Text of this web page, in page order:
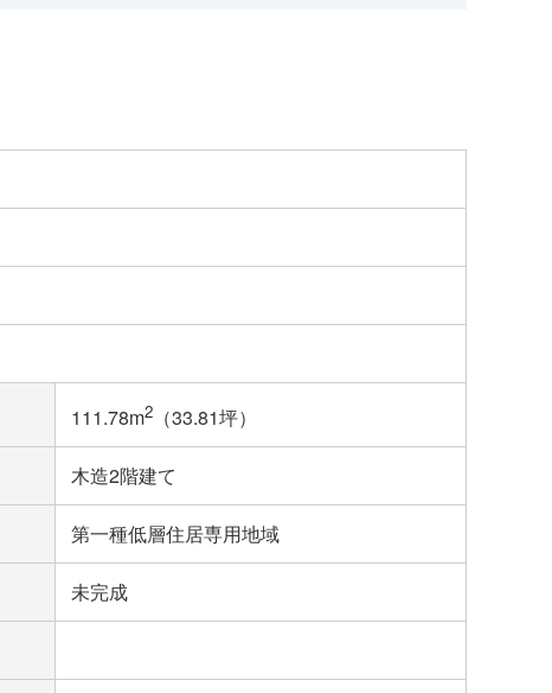
111.78m2（33.81坪）
木造2階建て
第一種低層住居専用地域
未完成